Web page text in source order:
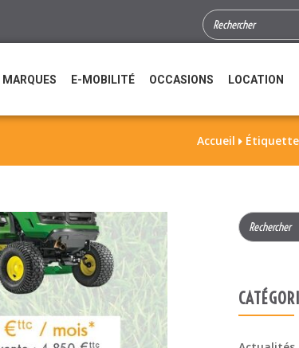
SEARCH
FOR:
MARQUES E-MOBILITÉ OCCASIONS LOCATION
Accueil 
Search
for: